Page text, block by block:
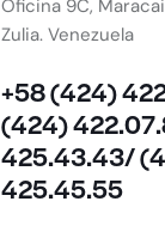
Oficina 9C,
Zulia. Venezuela
+58 (424)
(424)
425.43.43/
425.45.55